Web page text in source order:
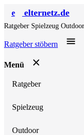
e elternetz.de
Ratgeber Spielzeug Outdoor
Ratgeber stöbern
Menü
Ratgeber
Spielzeug
Outdoor